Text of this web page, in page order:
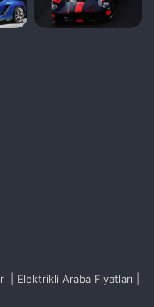
| Elektrikli Araba Fiyatları |